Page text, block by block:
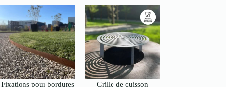
Fixations pour bordures
Grille de cuisson